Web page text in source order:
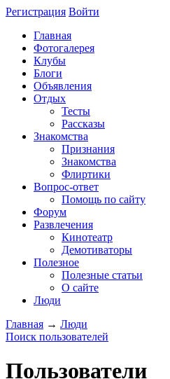
Регистрация Войти
Главная
Фотогалерея
Клубы
Блоги
Объявления
Отдых
Тесты
Рассказы
Знакомства
Признания
Знакомства
Флиртики
Вопрос-ответ
Помощь по сайту
Форум
Развлечения
Кинотеатр
Демотиваторы
Полезное
Полезные статьи
О сайте
Люди
Главная → Люди
Поиск пользователей
Пользователи